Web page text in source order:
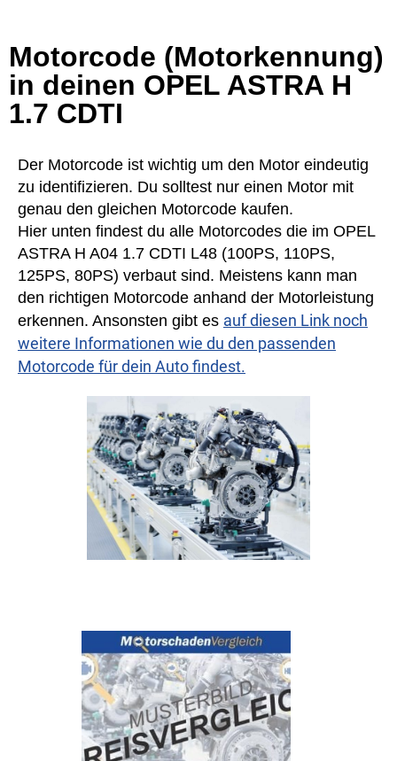
Motorcode (Motorkennung)
in deinen OPEL ASTRA H
1.7 CDTI
Der Motorcode ist wichtig um den Motor eindeutig
zu identifizieren. Du solltest nur einen Motor mit
genau den gleichen Motorcode kaufen.
Hier unten findest du alle Motorcodes die im OPEL
ASTRA H A04 1.7 CDTI L48 (100PS, 110PS,
125PS, 80PS) verbaut sind. Meistens kann man
den richtigen Motorcode anhand der Motorleistung
erkennen. Ansonsten gibt es auf diesen Link noch
weitere Informationen wie du den passenden
Motorcode für dein Auto findest.